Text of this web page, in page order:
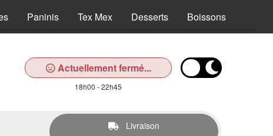
Paninis Tex Mex Desserts Boissons
Actuellement fermé...
18h00 - 22h45
Livraison